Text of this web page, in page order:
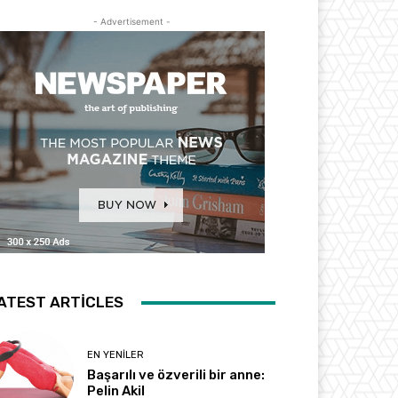
- Advertisement -
ARTICLES
EN YENILER
Başarılı ve özverili bir anne:
Pelin Akil